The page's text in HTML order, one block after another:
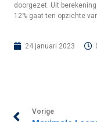
doorgezet. Uit
12% gaat ten opzichte
24 januari 2023
Vorige